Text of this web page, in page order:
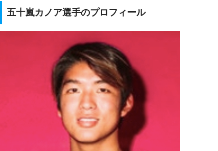
五十嵐カノア選手のプロフィール